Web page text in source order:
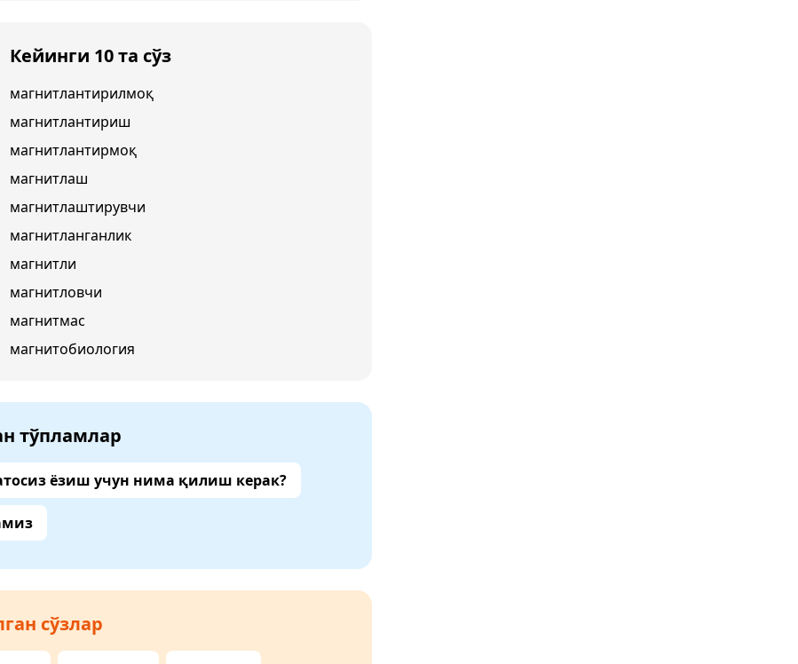
Кейинги 10 та сўз
магнитлантирилмоқ
магнитлантириш
магнитлантирмоқ
магнитлаш
магнитлаштирувчи
магнитланганлик
магнитли
магнитловчи
магнитмас
магнитобиология
тўпламлар
ёзиш учун нима қилиш керак?
сўзлар